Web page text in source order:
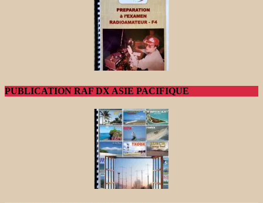
PUBLICATION RAF DX ASIE PACIFIQUE